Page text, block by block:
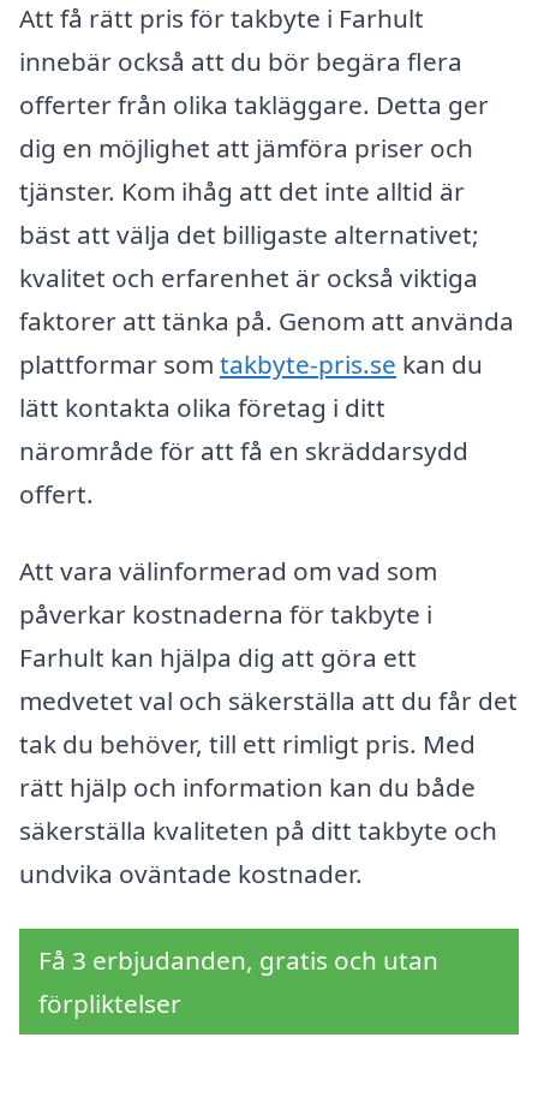
Att få rätt pris för takbyte i Farhult
innebär också att du bör begära flera
offerter från olika takläggare. Detta ger
dig en möjlighet att jämföra priser och
tjänster. Kom ihåg att det inte alltid är
bäst att välja det billigaste alternativet;
kvalitet och erfarenhet är också viktiga
faktorer att tänka på. Genom att använda
plattformar som takbyte-pris.se kan du
lätt kontakta olika företag i ditt
närområde för att få en skräddarsydd
offert.
Att vara välinformerad om vad som
påverkar kostnaderna för takbyte i
Farhult kan hjälpa dig att göra ett
medvetet val och säkerställa att du får det
tak du behöver, till ett rimligt pris. Med
rätt hjälp och information kan du både
säkerställa kvaliteten på ditt takbyte och
undvika oväntade kostnader.
Få 3 erbjudanden, gratis och utan
förpliktelser